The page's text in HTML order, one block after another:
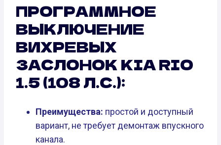
ПРОГРАММНОЕ
ВЫКЛЮЧЕНИЕ
ВИХРЕВЫХ
ЗАСЛОНОК KIA RIO
1.5 (108 Л.С.):
Преимущества: простой и доступный
вариант, не требует демонтаж впускного
канала.